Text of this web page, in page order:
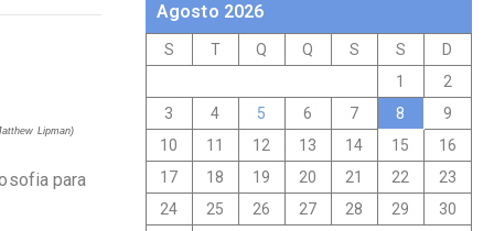
Lipman)
para
Agosto 2026
S T Q Q S S
D
1
2
3
4 5 6 7 8
9
10
11 12 13 14 15
16
17
18 19 20 21 22
23
24
25 26 27 28 29
30